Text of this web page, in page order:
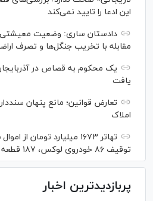
این ادعا را تایید نمی‌کند
دادستان ساری: وضعیت معیشتی و
مقابله با تخریب جنگل‌ها و تصرف
یک محکوم به قصاص در
یافت
تعارض قوانین؛ مانع پنهان
املاک
تهاتر ۱۶۷۳ میلیارد تومان
توقیف ۸۶ خودروی لوکس، ۱۸۷ قطعه زمین و ۸۶ واحد آپارتمان
پربازدیدترین اخبار